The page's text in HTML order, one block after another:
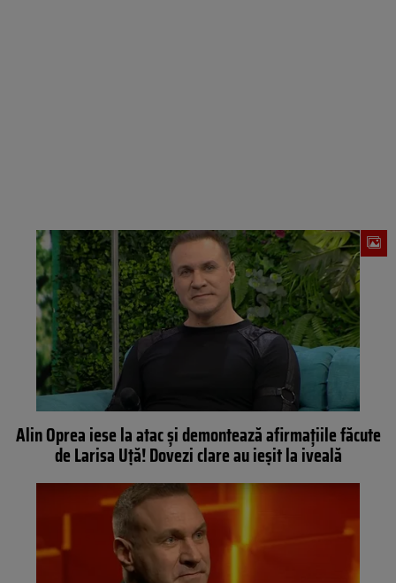
Alin Oprea iese la atac și demontează afirmațiile făcute
de Larisa Uță! Dovezi clare au ieșit la iveală